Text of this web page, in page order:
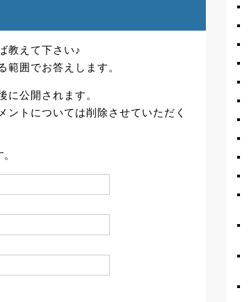
教えて下さい♪
範囲でお答えします。
に公開されます。
ントについては削除させていただく